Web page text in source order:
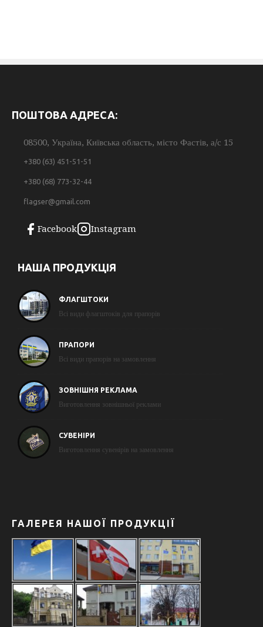
ПОШТОВА АДРЕСА:
08500, Україна, Київська область, місто Фастів, а/с 15
+380 (63) 451-51-51
+380 (68) 773-32-44
flagser@gmail.com
Facebook Instagram
НАША ПРОДУКЦІЯ
ФЛАГШТОКИ
Всі види флагштоків для прапорів
ПРАПОРИ
Всі види прапорів на замовлення
ЗОВНІШНЯ РЕКЛАМА
Виготовлення зовнішньої реклами
СУВЕНІРИ
Виготовлення сувенірів на замовлення
ГАЛЕРЕЯ НАШОЇ ПРОДУКЦІЇ